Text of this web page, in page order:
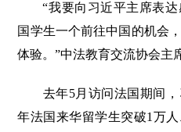
“我要向习近平主席表达
国学生一个前往中国的机会
体验。”中法教育交流协会主
去年5月访问法国期间，
年法国来华留学生突破1万